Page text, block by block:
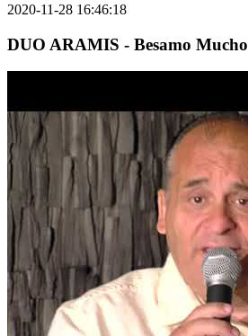
2020-11-28 16:46:18
DUO ARAMIS - Besamo Mucho